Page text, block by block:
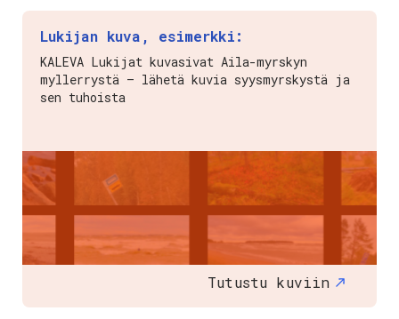
Lukijan kuva, esimerkki:
KALEVA Lukijat kuvasivat Aila-myrskyn
myllerrystä – lähetä kuvia syysmyrskystä ja
sen tuhoista
Tutustu kuviin